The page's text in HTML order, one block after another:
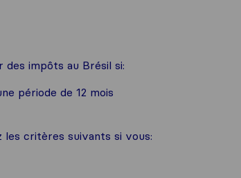
impôts au Brésil si:
période de 12 mois
critères suivants si vous: